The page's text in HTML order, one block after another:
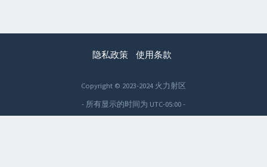
隐私政策 使用条款
Copyright © 2023-2024 火力射区
- 所有显示的时间为 UTC-05:00-